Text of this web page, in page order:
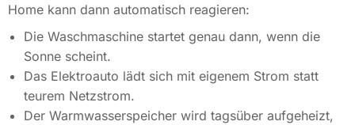
Home kann dann automatisch reagieren:
Die Waschmaschine startet genau dann, wenn die
Sonne scheint.
Das Elektroauto lädt sich mit eigenem Strom statt
teurem Netzstrom.
Der Warmwasserspeicher wird tagsüber aufgeheizt,